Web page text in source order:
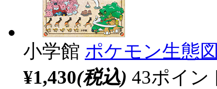
小学館 ポケモン生態
¥1,430(税込) 43ポイ